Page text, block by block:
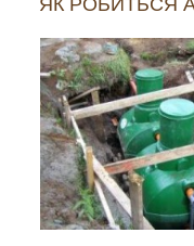
ЯК РОБИТЬСЯ